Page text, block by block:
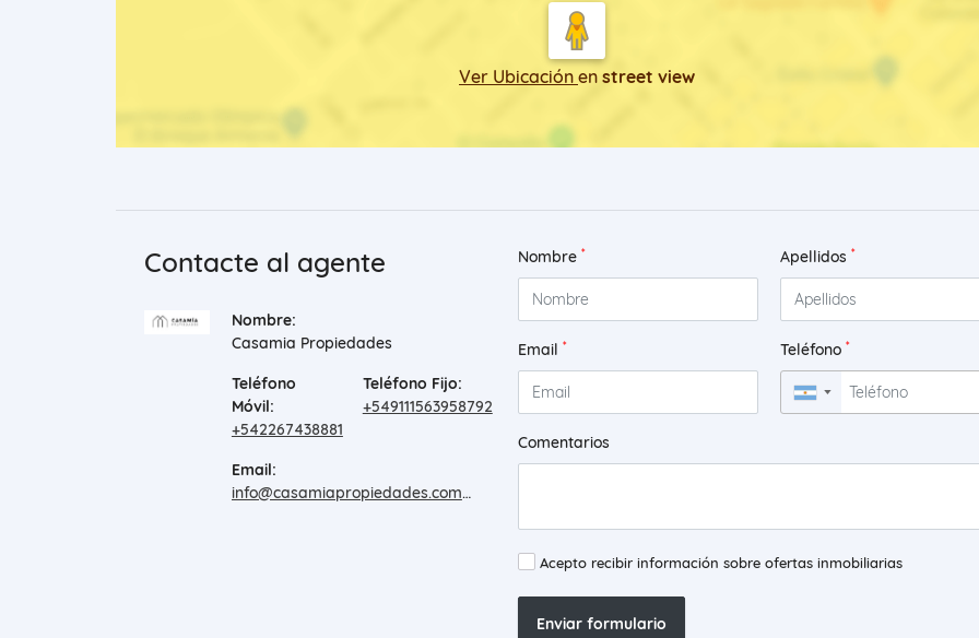
Ver Ubicación en street view
Contacte al agente
Nombre:
Casamia Propiedades
Teléfono
Móvil:
+542267438881
Teléfono Fijo:
+549111563958792
Email:
info@casamiapropiedades.com.ar
Nombre * Apellidos *
Email * Teléfono *
▼
Comentarios
Acepto recibir información sobre ofertas inmobiliarias
Enviar formulario